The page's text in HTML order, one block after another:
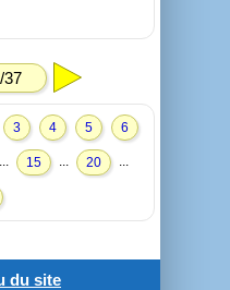
37
3 4 5 6
... 15 ... 20 ...
du site